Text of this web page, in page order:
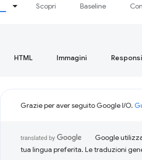
Scopri Baseline
HTML Immagini
Grazie per aver seguito Google I/O.
Google
tua lingua preferita. Le traduzioni